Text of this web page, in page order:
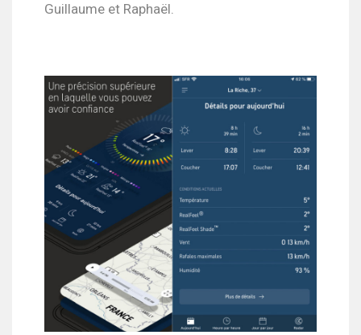
Guillaume et Raphaël.